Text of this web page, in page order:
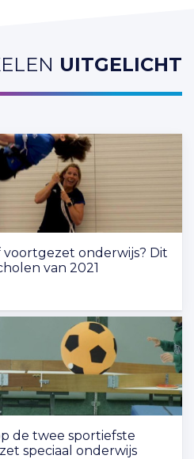
UITGELICHT
onderwijs? Dit
van 2021
de twee sportiefste
speciaal onderwijs